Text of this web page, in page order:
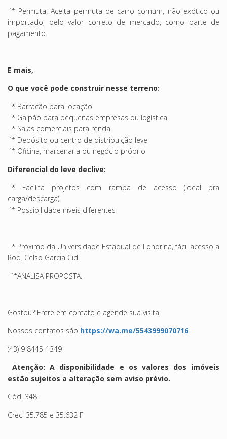
¨* Permuta: Aceita permuta de carro comum, não exótico ou
importado, pelo valor correto de mercado, como parte de
pagamento.
E mais,
O que você pode construir nesse terreno:
¨* Barracão para locação
¨* Galpão para pequenas empresas ou logística
¨* Salas comerciais para renda
¨* Depósito ou centro de distribuição leve
¨* Oficina, marcenaria ou negócio próprio
Diferencial do leve declive:
¨* Facilita projetos com rampa de acesso (ideal pra
carga/descarga)
¨* Possibilidade níveis diferentes
¨* Próximo da Universidade Estadual de Londrina, fácil acesso a
Rod. Celso Garcia Cid.
¨*ANALISA PROPOSTA.
Gostou? Entre em contato e agende sua visita!
Nossos contatos são https://wa.me/5543999070716
(43) 9 8445-1349
Atenção: A disponibilidade e os valores dos imóveis
estão sujeitos a alteração sem aviso prévio.
Cód. 348
Creci 35.785 e 35.632 F